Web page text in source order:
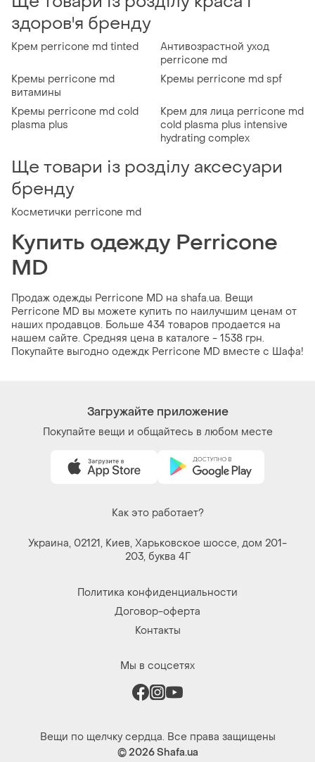
здоров'я бренду
Крем perricone md tinted
Антивозрастной уход
perricone md
Кремы perricone md
витамины
Кремы perricone md spf
Кремы perricone md cold
plasma plus
Крем для лица perricone md
cold plasma plus intensive
hydrating complex
Ще товари із розділу аксесуари
бренду
Косметички perricone md
Купить одежду Perricone
MD
Продаж одежды Perricone MD на shafa.ua. Вещи
Perricone MD вы можете купить по наилучшим ценам от
наших продавцов. Больше 434 товаров продается на
нашем сайте. Средняя цена в каталоге - 1538 грн.
Покупайте выгодно одеждк Perricone MD вместе с Шафа!
Загружайте приложение
Покупайте вещи и общайтесь в любом месте
Как это работает?
Украина, 02121, Киев, Харьковское шоссе, дом 201-
203, буква 4Г
Политика конфиденциальности
Договор-оферта
Контакты
Мы в соцсетях
Вещи по щелчку сердца. Все права защищены
© 2026Shafa.ua